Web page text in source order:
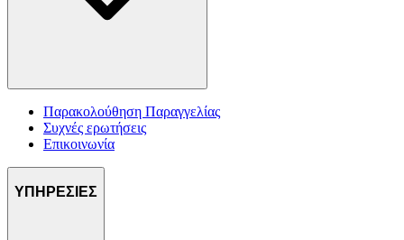
Παρακολούθηση Παραγγελίας
Συχνές ερωτήσεις
Επικοινωνία
ΥΠΗΡΕΣΙΕΣ